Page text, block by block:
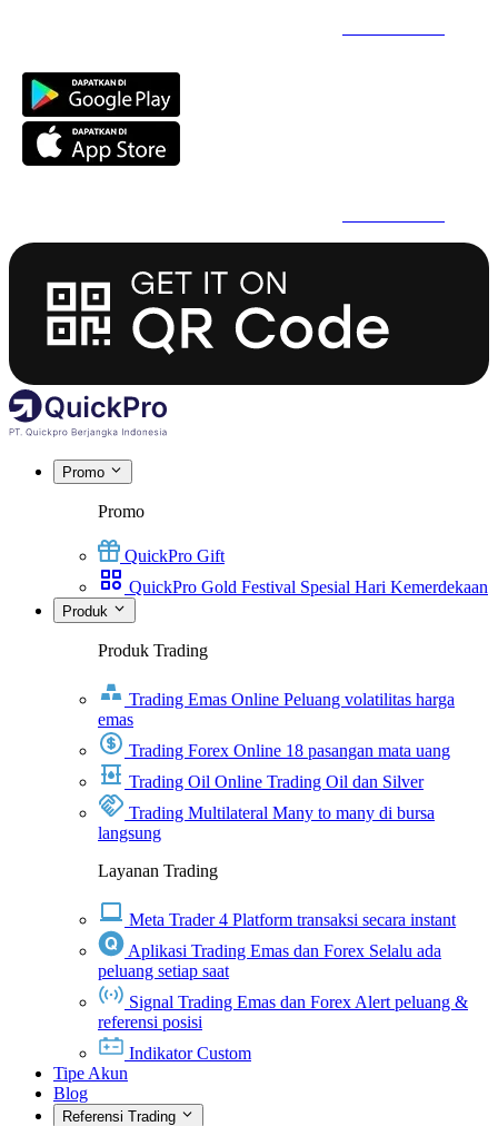
Promo
Promo
QuickPro Gift
QuickPro Gold Festival Spesial Hari Kemerdekaan
Produk
Produk Trading
Trading Emas Online Peluang volatilitas harga
emas
Trading Forex Online 18 pasangan mata uang
Trading Oil Online Trading Oil dan Silver
Trading Multilateral Many to many di bursa
langsung
Layanan Trading
Meta Trader 4 Platform transaksi secara instant
Aplikasi Trading Emas dan Forex Selalu ada
peluang setiap saat
Signal Trading Emas dan Forex Alert peluang &
referensi posisi
Indikator Custom
Tipe Akun
Blog
Referensi Trading